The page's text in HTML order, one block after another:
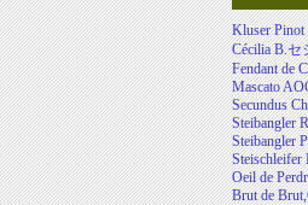
Kluser Pinot
Cécilia B.
Fendant de
Mascato
Secundus
Steibangler
Steibangler
Steischleifer
Oeil de
Brut de